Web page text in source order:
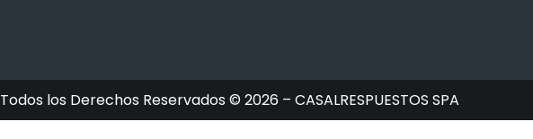
Todos los Derechos Reservados © 2026 – CASALRESPUESTOS SPA